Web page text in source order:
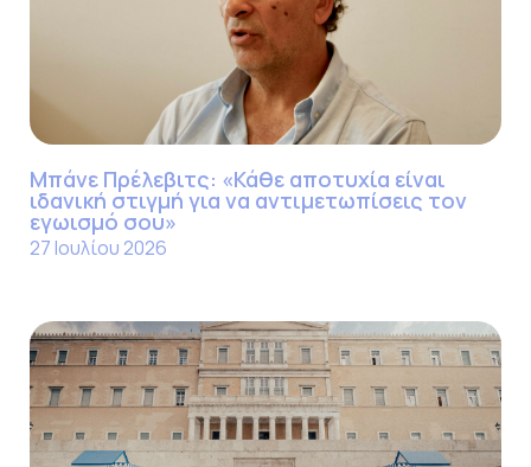
Μπάνε Πρέλεβιτς: «Κάθε αποτυχία είναι
ιδανική στιγμή για να αντιμετωπίσεις τον
εγωισμό σου»
27 Ιουλίου 2026